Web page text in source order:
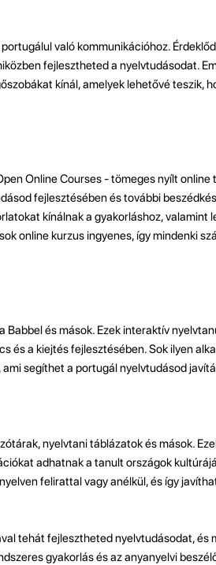
való kommunikációhoz.
fejlesztheted a nyelvtudásodat.
kínál, amelyek lehetővé teszik,
Online Courses - tömeges nyílt online
fejlesztésében és további
kínálnak a gyakorláshoz, valamint
online kurzus ingyenes, így mindenki
Babbel és mások. Ezek interaktív
és a kiejtés fejlesztésében. Sok ilyen
segíthet a portugál nyelvtudásod
nyelvtani táblázatok és mások.
adhatnak a tanult országok
felirattal vagy anélkül, és így
tehát fejlesztheted nyelvtudásodat, és
gyakorlás és az anyanyelvi